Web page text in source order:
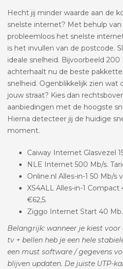
Hecht jij minder waarde aan de
snelste internet? Met behulp
probleemloos het snelste
is het invullen van de postcode.
ideale snelheid. Bijvoorbeeld
achterhaalt nu de beste
snelheid. Ogenblikkelijk zien wat
jouw straat? Kies dan
aanbiedingen met de hoogste
Hierna detecteer jij de huidige
moment.
Caiway Internet Glasvezel
NLE Internet 500 Mb/s.
Online.nl Alles-in-1 50 Mb/s
XS4ALL Alles-in-1
€62,5.
Ziggo Internet Start 40 Mb.
Belangrijk: wanneer je kiest
tv + bellen heb je een hele
een must software / gegevens
blijven updaten. De juiste UTP-